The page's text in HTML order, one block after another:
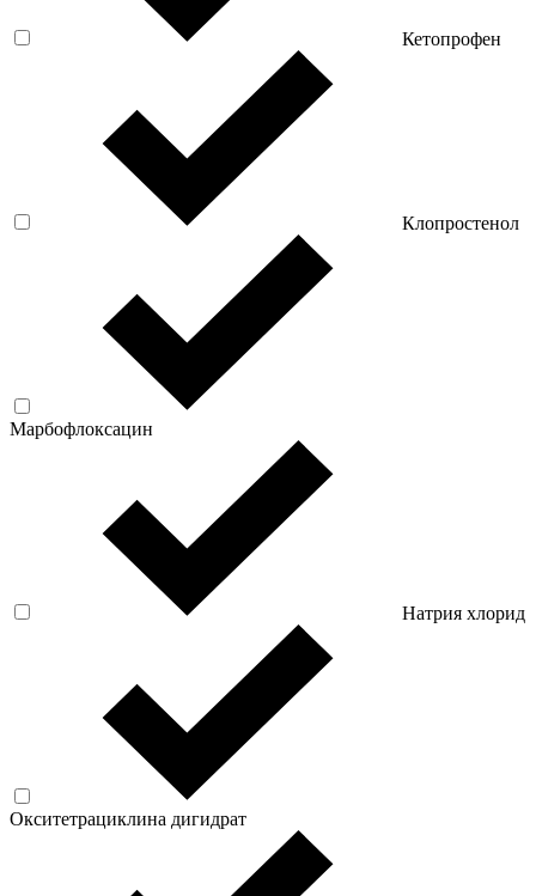
Кетопрофен
Клопростенол
Марбофлоксацин
Натрия хлорид
Окситетрациклина дигидрат